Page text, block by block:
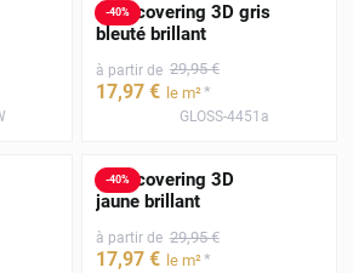
-40%
Film covering 3D gris
bleuté brillant
à partir de 29,95 €
17,97 € le m²*
GLOSS-4451a
-40%
Film covering 3D
jaune brillant
à partir de 29,95 €
17,97 € le m²*